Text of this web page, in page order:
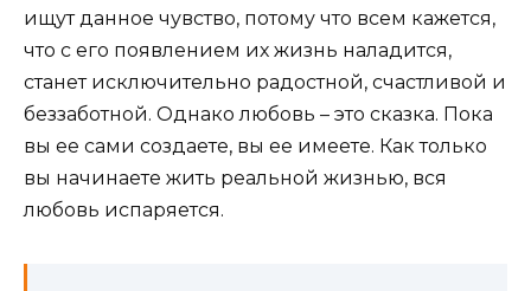
ищут данное чувство, потому что всем кажется,
что с его появлением их жизнь наладится,
станет исключительно радостной, счастливой и
беззаботной. Однако любовь – это сказка. Пока
вы ее сами создаете, вы ее имеете. Как только
вы начинаете жить реальной жизнью, вся
любовь испаряется.